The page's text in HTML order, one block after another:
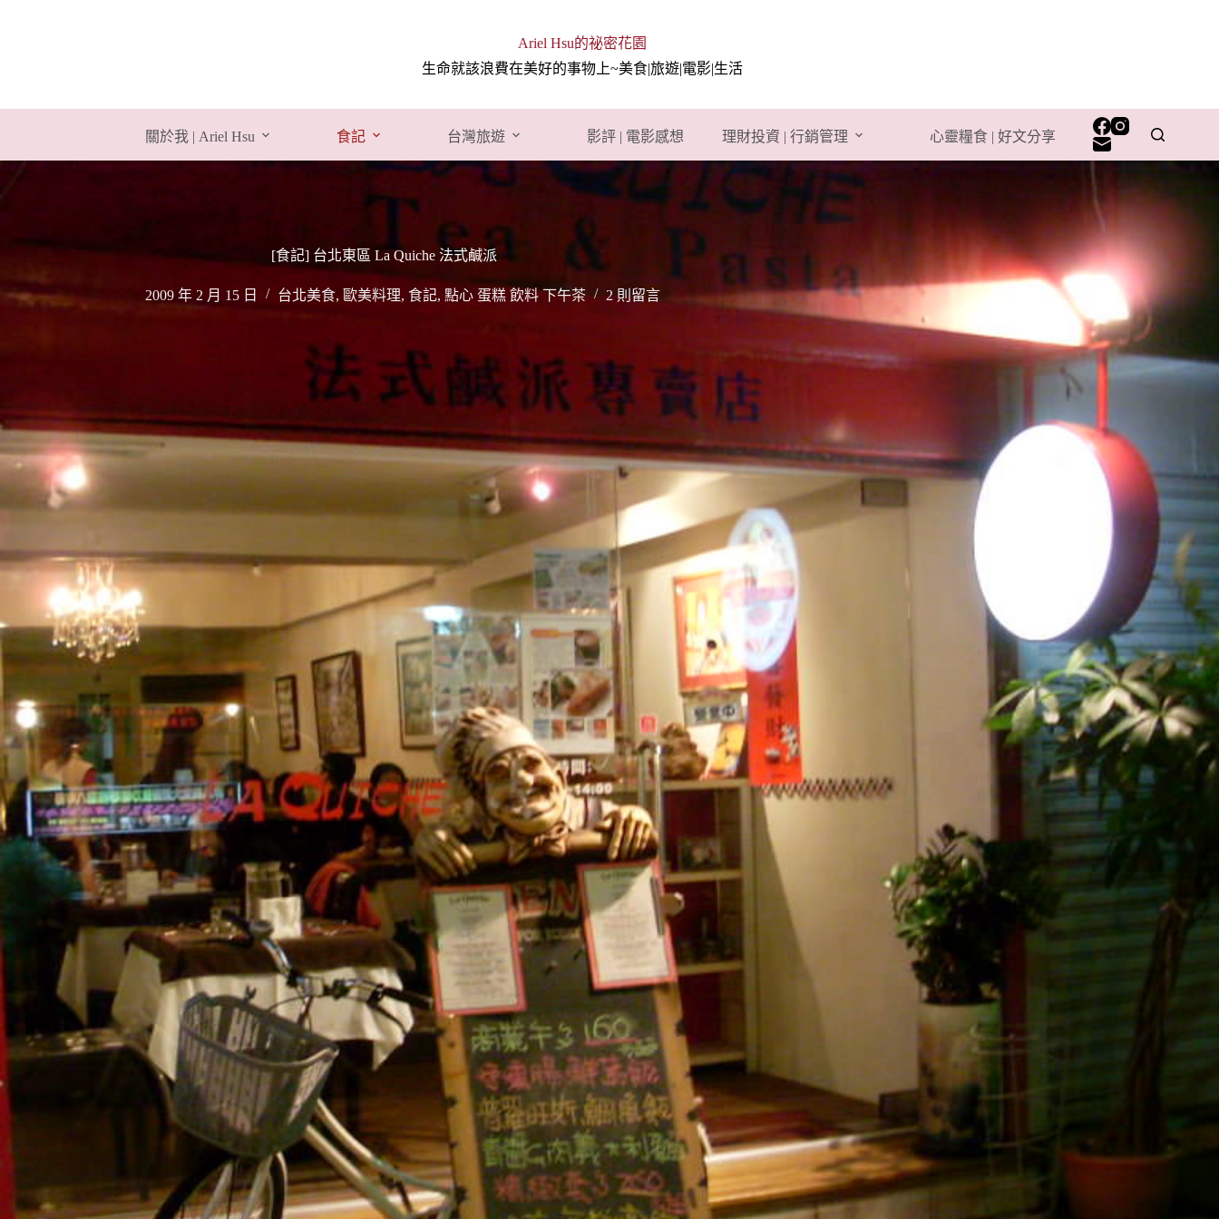
Ariel Hsu的祕密花園
生命就該浪費在美好的事物上~美食|旅遊|電影|生活
關於我 | Ariel Hsu 食記 台灣旅遊 影評 | 電影感想 理財投資 | 行銷管理 心靈糧食 | 好文分享
[食記] 台北東區 La Quiche 法式鹹派
2009 年 2 月 15 日 台北美食, 歐美料理, 食記, 點心 蛋糕 飲料 下午茶 2 則留言